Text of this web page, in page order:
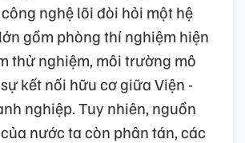
nghệ lõi đòi hỏi một hệ
gồm phòng thí nghiệm hiện
thử nghiệm, môi trường mô
kết nối hữu cơ giữa Viện -
nghiệp. Tuy nhiên, nguồn
nước ta còn phân tán, các